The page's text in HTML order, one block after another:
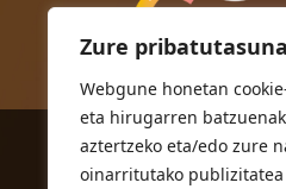
Zure
Webgune honetan
eta hirugarren
aztertzeko eta/edo zure
oinarritutako publizitatea
ORIOKO UDALA